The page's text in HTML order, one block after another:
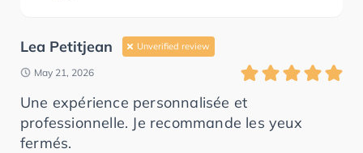
Lea Petitjean Unverified review
May 21, 2026
Une expérience personnalisée et
professionnelle. Je recommande les yeux
fermés.